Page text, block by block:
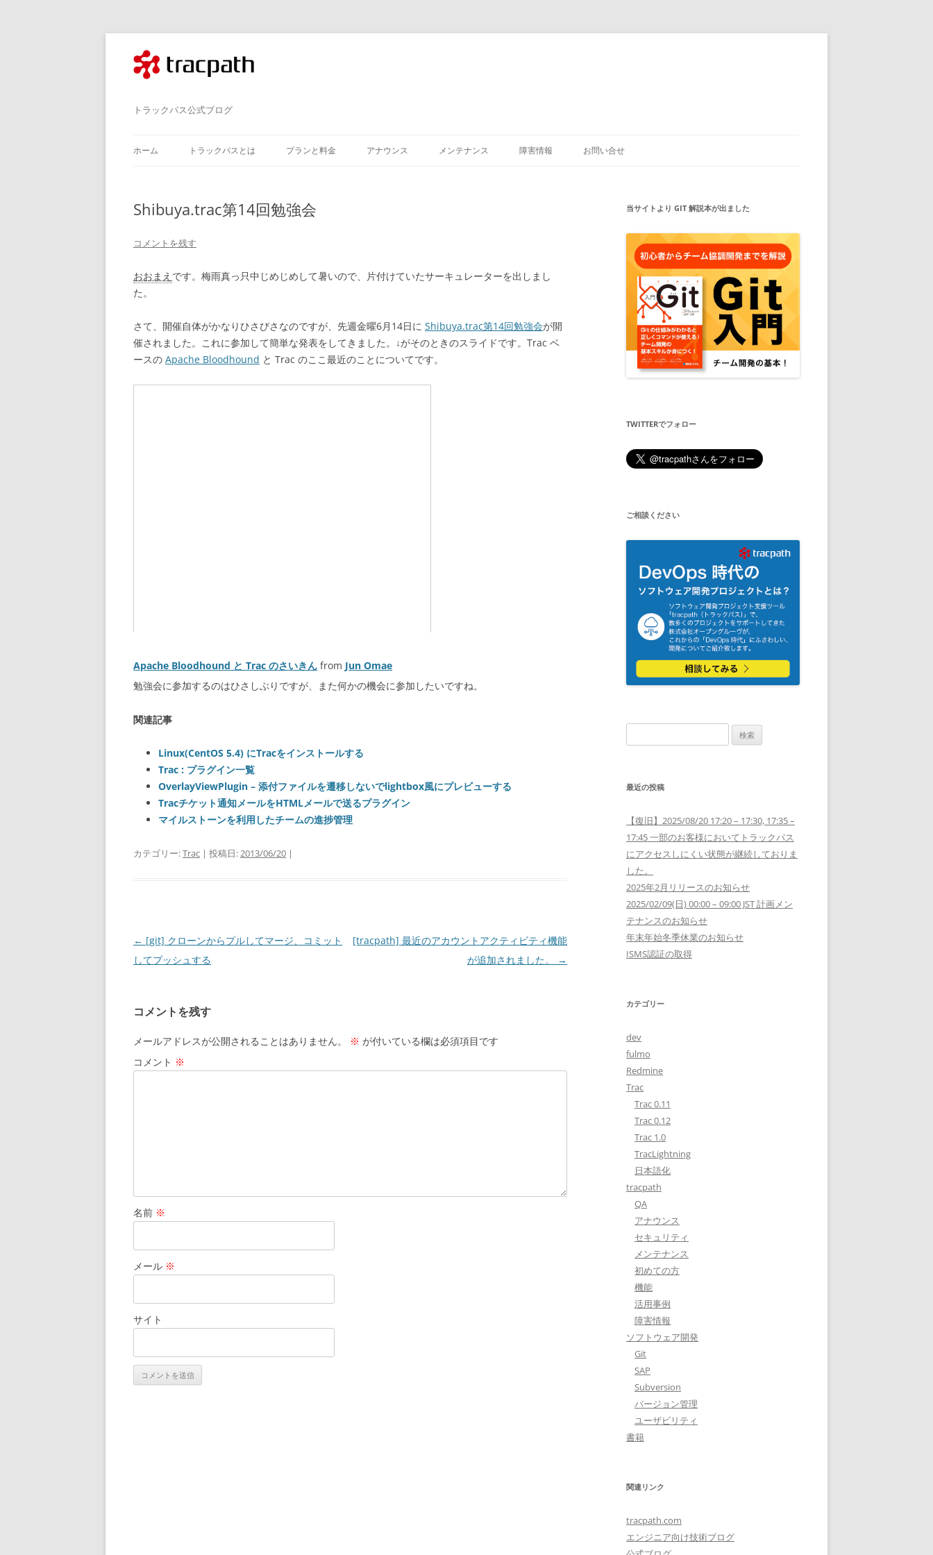
コ
テ
ン
ツ
キ
ッ
tracpath.com
トラックパス公式ブログ
ホーム トラックパスとは プランと料金 アナウンス メンテナンス 障害情報 お問い合せ
Shibuya.trac第14回勉強会
コメントを残す
おおまえ です。梅雨真っ只中じめじめして暑いので、片付けていたサーキュレーターを出しまし
た。
さて、開催自体がかなりひさびさなのですが、先週金曜6月14日に Shibuya.trac第14回勉強会が開
催されました。これに参加して簡単な発表をしてきました。↓がそのときのスライドです。Trac ベ
ースの Apache Bloodhound と Trac のここ最近のことについてです。
Apache Bloodhound と Trac のさいきん from Jun Omae
勉強会に参加するのはひさしぶりですが、また何かの機会に参加したいですね。
関連記事
Linux(CentOS 5.4) にTracをインストールする
Trac : プラグイン一覧
OverlayViewPlugin – 添付ファイルを遷移しないでlightbox風にプレビューする
Tracチケット通知メールをHTMLメールで送るプラグイン
マイルストーンを利用したチームの進捗管理
カテゴリー:Trac | 投稿日:2013/06/20 |
投
稿
ゲ
ー
シ
ョ
← [git] クローンからプルしてマージ、コミット
してプッシュする
[tracpath] 最近のアカウントアクティビティ機能
が追加されました。
→
コメントを残す
メールアドレスが公開されることはありません。 ※ が付いている欄は必須項目です
コメント ※
名前 ※
メール ※
サイト
当サイトより GIT 解説本が出ました
TWITTERでフォロー
ご相談ください
索:
最近の投稿
【復旧】2025/08/20 17:20 – 17:30, 17:35 –
17:45 一部のお客様においてトラックパス
にアクセスしにくい状態が継続しておりま
した。
2025年2月リリースのお知らせ
2025/02/09(日) 00:00 – 09:00 JST 計画メン
テナンスのお知らせ
年末年始冬季休業のお知らせ
ISMS認証の取得
カテゴリー
dev
fulmo
Redmine
Trac
Trac 0.11
Trac 0.12
Trac 1.0
TracLightning
日本語化
tracpath
QA
アナウンス
セキュリティ
メンテナンス
初めての方
機能
活用事例
障害情報
ソフトウェア開発
Git
SAP
Subversion
バージョン管理
ユーザビリティ
書籍
関連リンク
tracpath.com
エンジニア向け技術ブログ